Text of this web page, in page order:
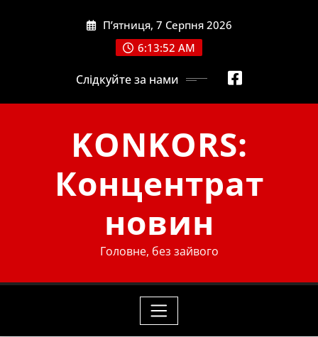
П’ятниця, 7 Серпня 2026
6:13:53 AM
Слідкуйте за нами
KONKORS:
Концентрат
новин
Головне, без зайвого